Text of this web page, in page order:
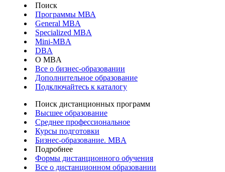
Поиск
Программы МВА
General MBA
Specialized MBA
Mini-MBA
DBA
О MBA
Все о бизнес-образовании
Дополнительное образование
Подключайтесь к каталогу
Поиск дистанционных программ
Высшее образование
Среднее профессиональное
Курсы подготовки
Бизнес-образование. MBA
Подробнее
Формы дистанционного обучения
Все о дистанционном образовании